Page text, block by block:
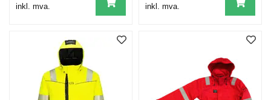
inkl. mva. inkl. mva.